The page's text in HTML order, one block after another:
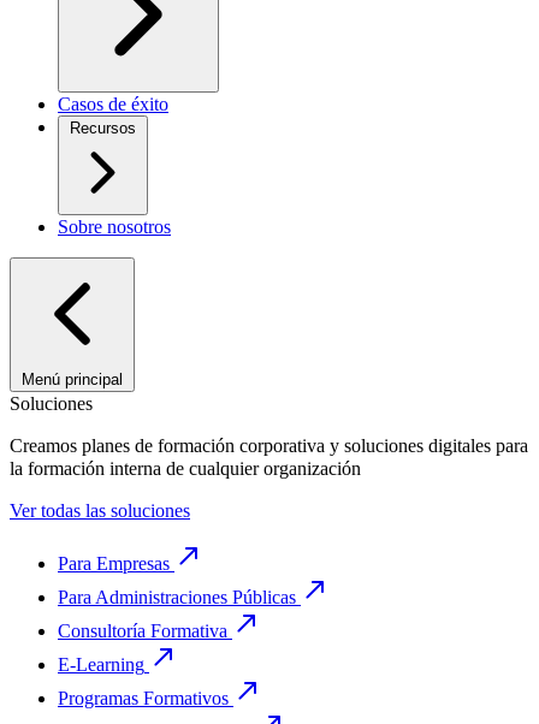
Casos de éxito
Recursos
Sobre nosotros
Menú principal
Soluciones
Creamos planes de formación corporativa y soluciones digitales para
la formación interna de cualquier organización
Ver todas las soluciones
Para Empresas
Para Administraciones Públicas
Consultoría Formativa
E-Learning
Programas Formativos